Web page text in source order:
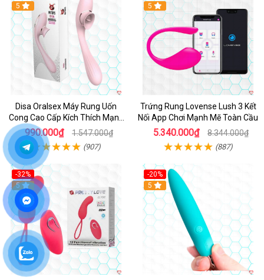
5
Disa Oralsex Máy Rung Uốn
Cong Cao Cấp Kích Thích Mạnh
Mẽ
990.000₫ 1.547.000₫
(907)
Hot
5
Trứng Rung Lovense Lush 3 Kết
Nối App Chơi Mạnh Mẽ Toàn Cầu
5.340.000₫ 8.344.000₫
(887)
-32%
5
-20%
5